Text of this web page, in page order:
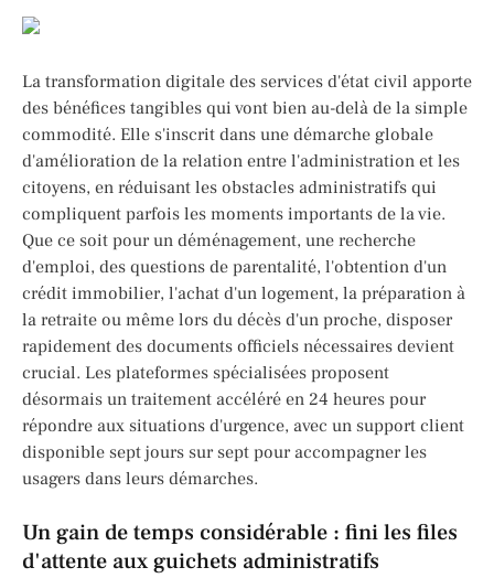
La transformation digitale des services d'état civil apporte
des bénéfices tangibles qui vont bien au-delà de la simple
commodité. Elle s'inscrit dans une démarche globale
d'amélioration de la relation entre l'administration et les
citoyens, en réduisant les obstacles administratifs qui
compliquent parfois les moments importants de la vie.
Que ce soit pour un déménagement, une recherche
d'emploi, des questions de parentalité, l'obtention d'un
crédit immobilier, l'achat d'un logement, la préparation à
la retraite ou même lors du décès d'un proche, disposer
rapidement des documents officiels nécessaires devient
crucial. Les plateformes spécialisées proposent
désormais un traitement accéléré en 24 heures pour
répondre aux situations d'urgence, avec un support client
disponible sept jours sur sept pour accompagner les
usagers dans leurs démarches.
Un gain de temps considérable : fini les files
d'attente aux guichets administratifs